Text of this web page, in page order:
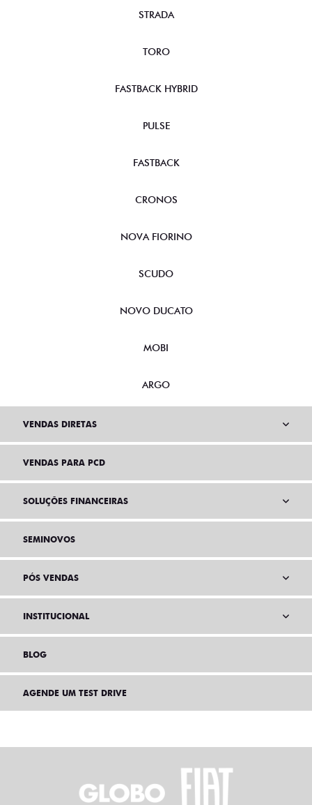
STRADA
TORO
FASTBACK HYBRID
PULSE
FASTBACK
CRONOS
NOVA FIORINO
SCUDO
NOVO DUCATO
MOBI
ARGO
VENDAS DIRETAS
VENDAS PARA PCD
SOLUÇÕES FINANCEIRAS
SEMINOVOS
PÓS VENDAS
INSTITUCIONAL
BLOG
AGENDE UM TEST DRIVE